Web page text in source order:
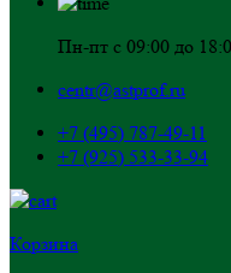
Пн-пт с 09:00 до
centr@astprof.ru
+7 (495) 787-49-11
+7 (925) 533-33-94
Корзина